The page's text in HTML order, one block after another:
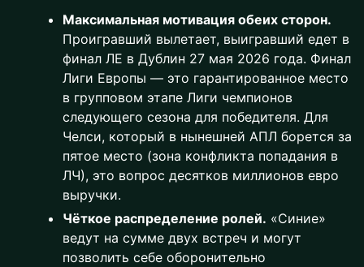
Максимальная мотивация обеих сторон.
Проигравший вылетает, выигравший едет в
финал ЛЕ в Дублин 27 мая 2026 года. Финал
Лиги Европы — это гарантированное место
в групповом этапе Лиги чемпионов
следующего сезона для победителя. Для
Челси, который в нынешней АПЛ борется за
пятое место (зона конфликта попадания в
ЛЧ), это вопрос десятков миллионов евро
выручки.
Чёткое распределение ролей. «Синие»
ведут на сумме двух встреч и могут
позволить себе оборонительно